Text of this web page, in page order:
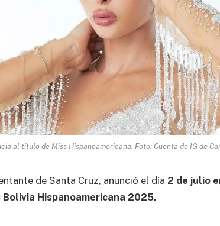
al título de Miss Hispanoamericana. Foto: Cuenta de IG de
de Santa Cruz, anunció el día 2 de julio
Hispanoamericana 2025.